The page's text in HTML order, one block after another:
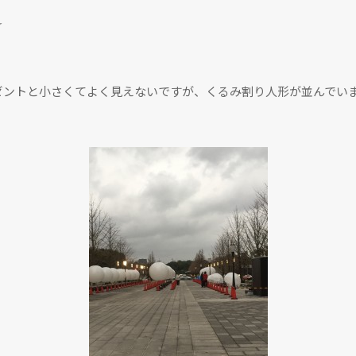
トと小さくてよく見えないですが、くるみ割り人形が並んでい